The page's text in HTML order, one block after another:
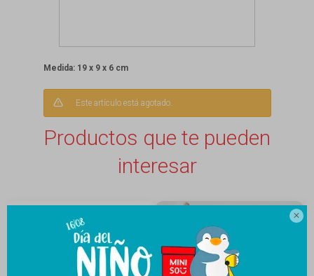

Medida: 19 x 9 x 6 cm
Este artículo está agotado.
Productos que te pueden
interesar